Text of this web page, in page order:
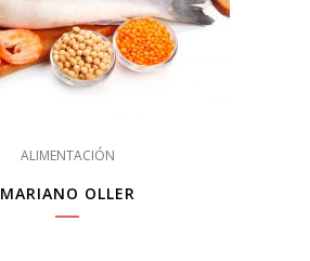
ALIMENTACIÓN
MARIANO OLLER